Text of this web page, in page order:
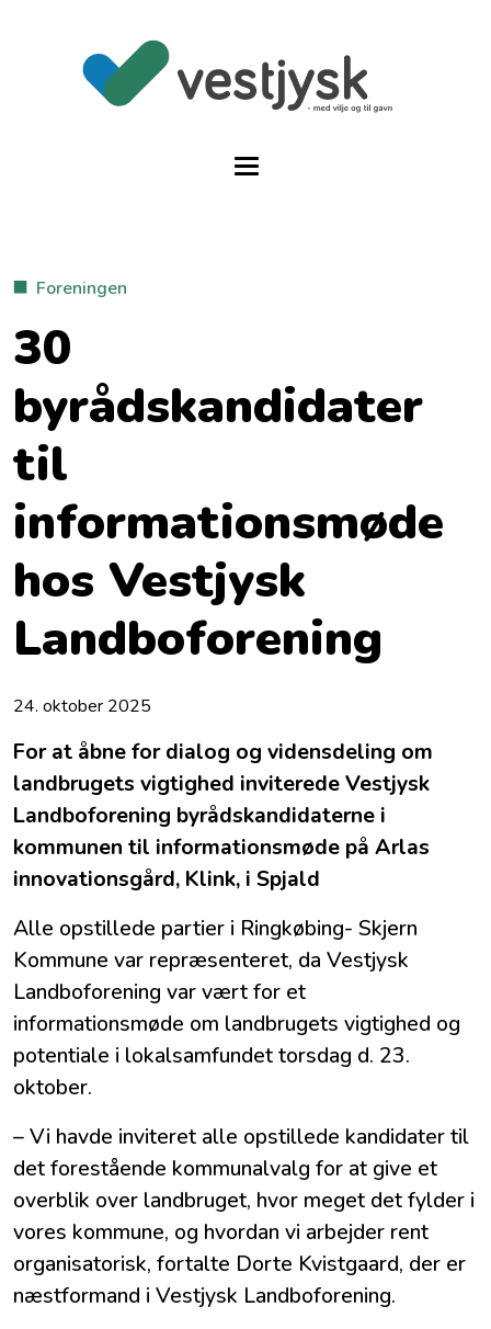
Foreningen
30
byrådskandidater
til
informationsmøde
hos Vestjysk
Landboforening
24. oktober 2025
For at åbne for dialog og vidensdeling om
landbrugets vigtighed inviterede Vestjysk
Landboforening byrådskandidaterne i
kommunen til informationsmøde på Arlas
innovationsgård, Klink, i Spjald
Alle opstillede partier i Ringkøbing- Skjern
Kommune var repræsenteret, da Vestjysk
Landboforening var vært for et
informationsmøde om landbrugets vigtighed og
potentiale i lokalsamfundet torsdag d. 23.
oktober.
– Vi havde inviteret alle opstillede kandidater til
det forestående kommunalvalg for at give et
overblik over landbruget, hvor meget det fylder i
vores kommune, og hvordan vi arbejder rent
organisatorisk, fortalte Dorte Kvistgaard, der er
næstformand i Vestjysk Landboforening.